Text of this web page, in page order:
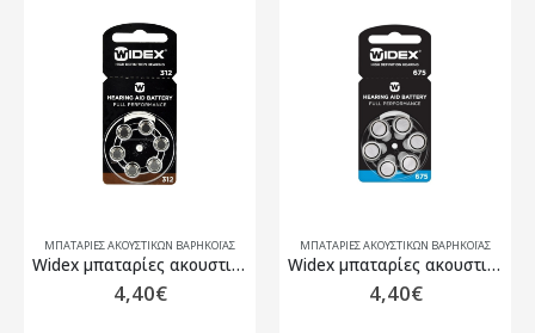
ΜΠΑΤΑΡΊΕΣ ΑΚΟΥΣΤΙΚΏΝ ΒΑΡΗΚΟΪ́ΑΣ
Widex μπαταρίες ακουστικων τύπος 312
4,40€
ΜΠΑΤΑΡΊΕΣ ΑΚΟΥΣΤΙΚΏΝ ΒΑΡΗΚΟΪ́ΑΣ
Widex μπαταρίες ακουστικων τύπος 675
4,40€